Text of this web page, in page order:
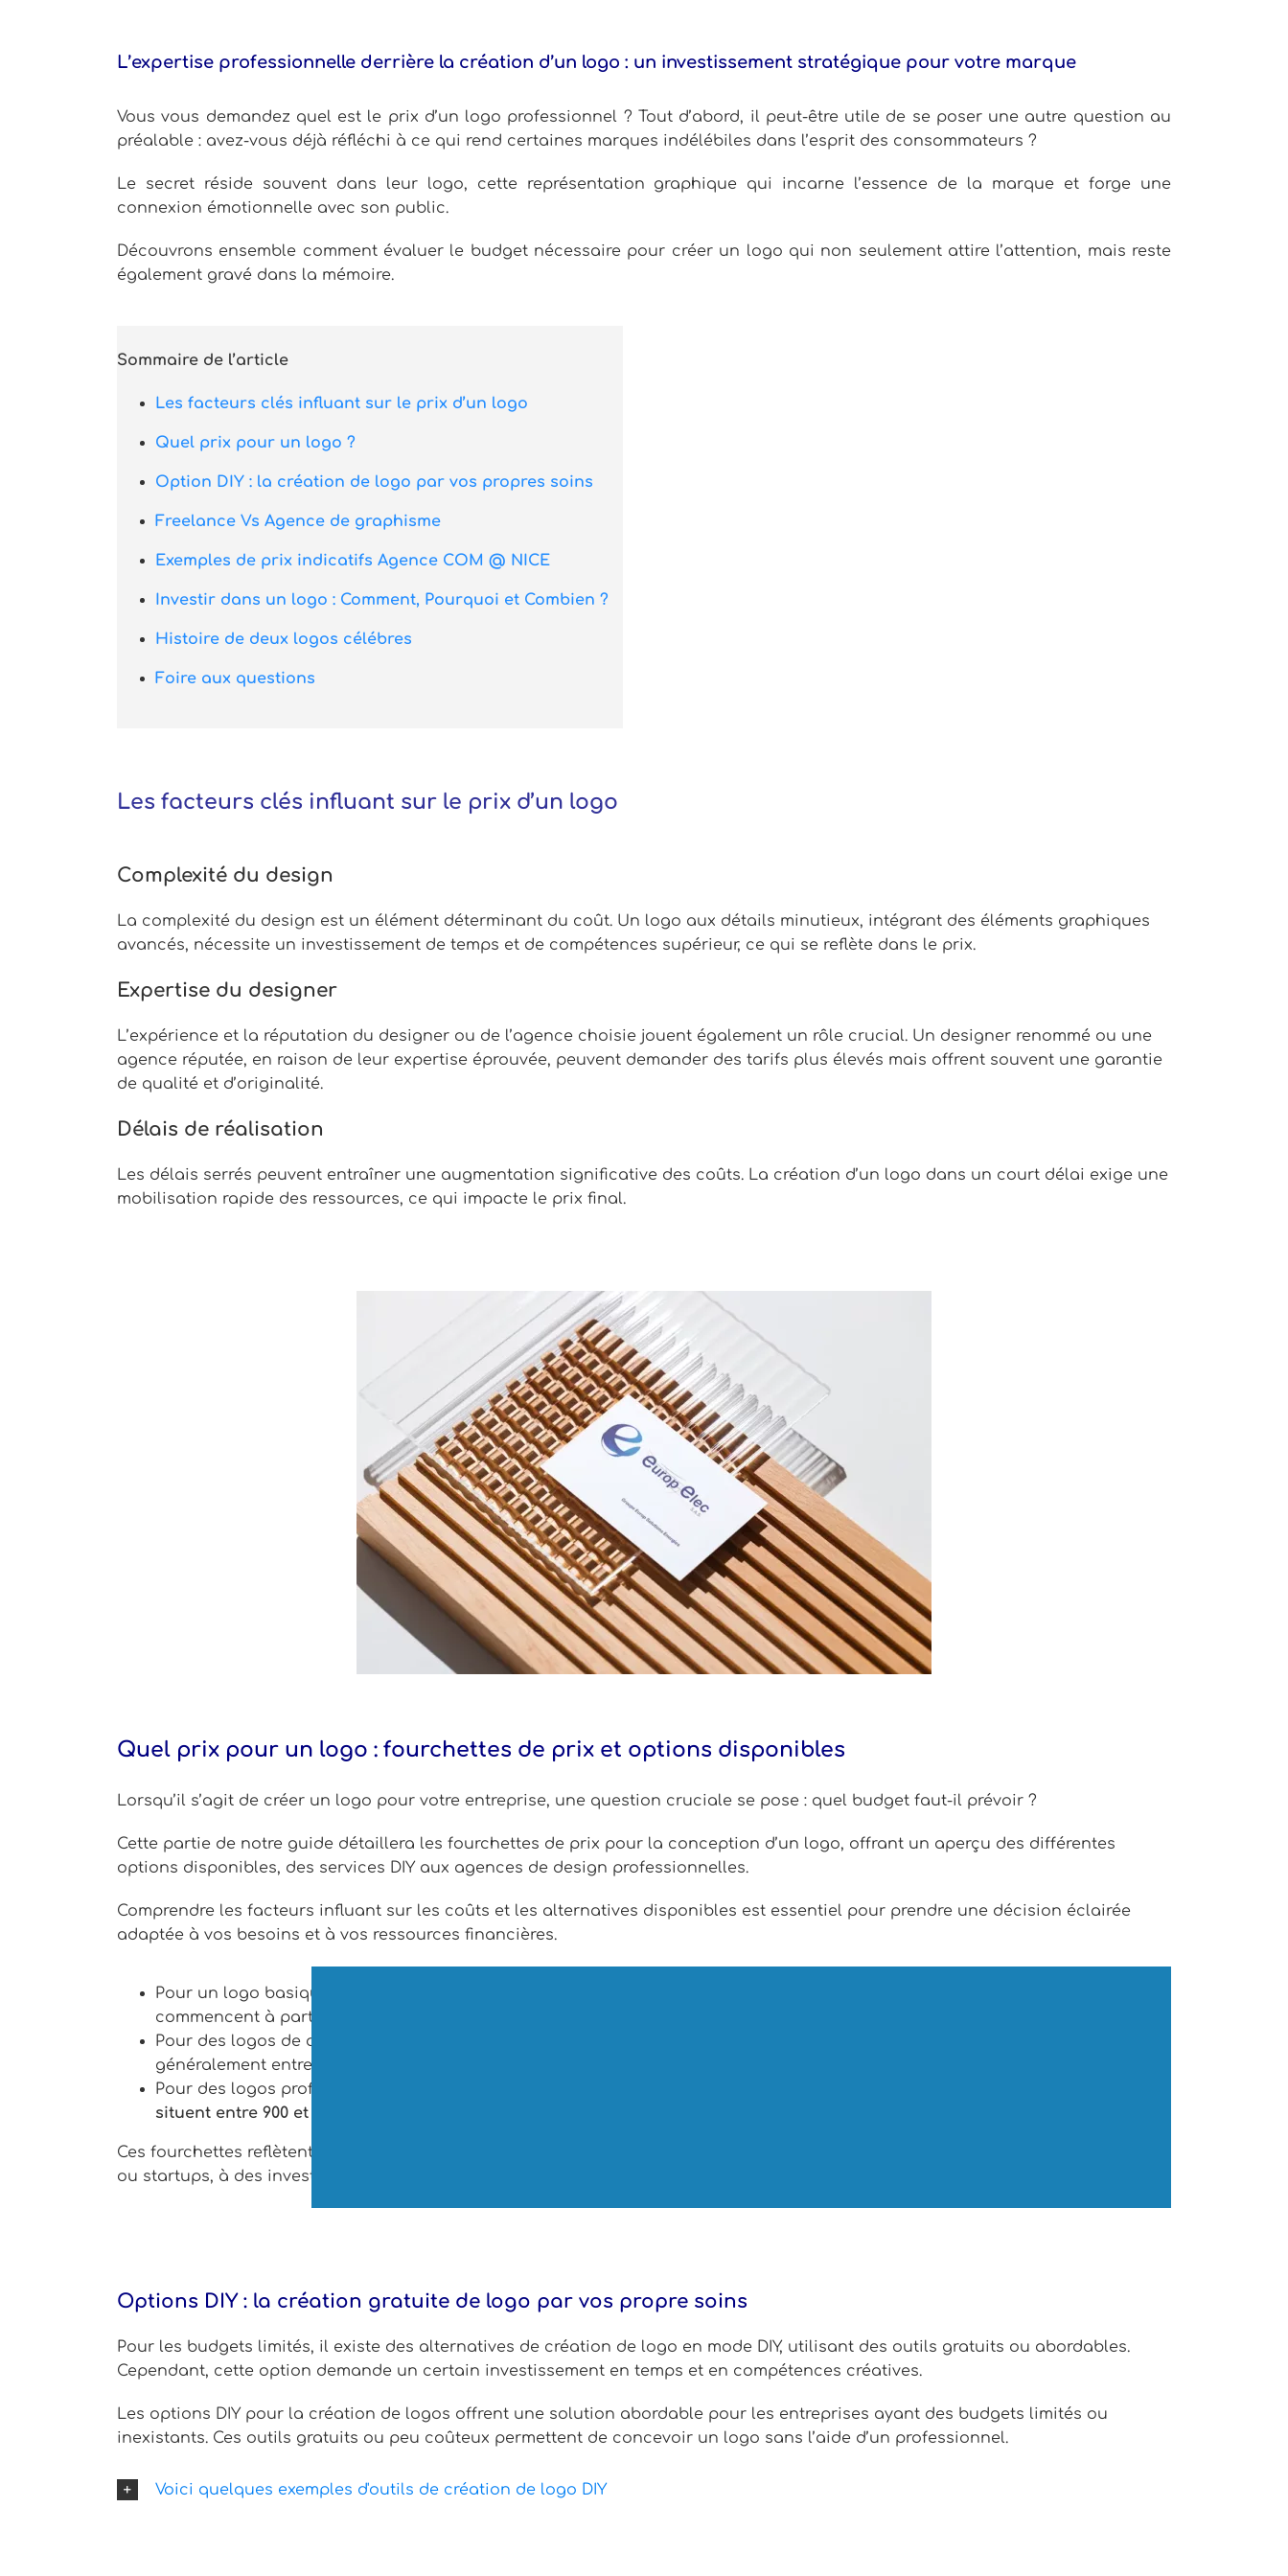
L’expertise professionnelle derrière la création d’un logo : un investissement stratégique pour votre marque
Vous vous demandez quel est le prix d’un logo professionnel ? Tout d’abord, il peut-être utile de se poser une autre question au
préalable : avez-vous déjà réfléchi à ce qui rend certaines marques indélébiles dans l’esprit des consommateurs ?
Le secret réside souvent dans leur logo, cette représentation graphique qui incarne l’essence de la marque et forge une
connexion émotionnelle avec son public.
Découvrons ensemble comment évaluer le budget nécessaire pour créer un logo qui non seulement attire l’attention, mais reste
également gravé dans la mémoire.
Sommaire de l’article
Les facteurs clés influant sur le prix d’un logo
Quel prix pour un logo ?
Option DIY : la création de logo par vos propres soins
Freelance Vs Agence de graphisme
Exemples de prix indicatifs Agence COM @ NICE
Investir dans un logo : Comment, Pourquoi et Combien ?
Histoire de deux logos célébres
Foire aux questions
Les facteurs clés influant sur le prix d’un logo
Complexité du design
La complexité du design est un élément déterminant du coût. Un logo aux détails minutieux, intégrant des éléments graphiques
avancés, nécessite un investissement de temps et de compétences supérieur, ce qui se reflète dans le prix.
Expertise du designer
L’expérience et la réputation du designer ou de l’agence choisie jouent également un rôle crucial. Un designer renommé ou une
agence réputée, en raison de leur expertise éprouvée, peuvent demander des tarifs plus élevés mais offrent souvent une garantie
de qualité et d’originalité.
Délais de réalisation
Les délais serrés peuvent entraîner une augmentation significative des coûts. La création d’un logo dans un court délai exige une
mobilisation rapide des ressources, ce qui impacte le prix final.
Quel prix pour un logo : fourchettes de prix et options disponibles
Lorsqu’il s’agit de créer un logo pour votre entreprise, une question cruciale se pose : quel budget faut-il prévoir ?
Cette partie de notre guide détaillera les fourchettes de prix pour la conception d’un logo, offrant un aperçu des différentes
options disponibles, des services DIY aux agences de design professionnelles.
Comprendre les facteurs influant sur les coûts et les alternatives disponibles est essentiel pour prendre une décision éclairée
adaptée à vos besoins et à vos ressources financières.
Pour un logo basique ou générique, souvent réalisé avec des outils gratuits ou par des freelances débutants, les prix
commencent à partir de
Pour des logos de qualité moyenne, conçus par des freelances plus expérimentés ou des petites agences, les coûts varient
généralement entre
Pour des logos professionnels premium, créés par des agences de communication ou des graphistes renommés,
situent entre 900 et 15 000 euros HT
Ces fourchettes reflètent la grande diversité des options disponibles, allant de solutions abordables pour les petites entreprises
ou startups, à des investissements plus importants pour des projets d’envergure ou des demandes très spécifiques.
Options DIY : la création gratuite de logo par vos propre soins
Pour les budgets limités, il existe des alternatives de création de logo en mode DIY, utilisant des outils gratuits ou abordables.
Cependant, cette option demande un certain investissement en temps et en compétences créatives.
Les options DIY pour la création de logos offrent une solution abordable pour les entreprises ayant des budgets limités ou
inexistants. Ces outils gratuits ou peu coûteux permettent de concevoir un logo sans l’aide d’un professionnel.
Voici quelques exemples d'outils de création de logo DIY